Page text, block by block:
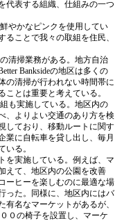
代表する組織、仕組みの一つ
鮮やかなピンクを使用してい
ことで我々の取組を住民、
の清掃業務がある。地方自治
Banksideの地区は多くの
の清掃が行われない時間帯に
とは重要と考えている。
も実施している。地区内の
、よりよい交通のあり方を検
しており、移動ルートに関す
業に自転車を貸し出し、毎月
いる。
を実施している。例えば、マ
えて、地区内の公園を改善
ーヒーを楽しむのに最適な場
った。同様に、地区内にはバ
名なマーケットがあるが、
０の椅子を設置し、マーケ